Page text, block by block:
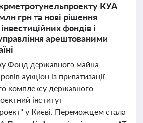
КУА
грн та нові рішення
фондів і
арештованими
Фонд державного майна
аукціон із приватизації
комплексу державного
інститут
у Києві. Переможцем стала